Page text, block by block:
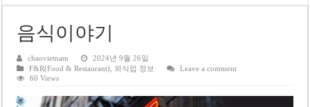
베트남 화학·플라스틱 기업 납세 상위 10곳 공개…절반은 국영기업
MWG 대표 “올해 이익 목표 9조2천억동, 2~3개월 조기 달성 자신”
미화원 쪽방 휴게실 논란…허리도 못 펴는 열악한 환경
호찌민시, 올해 국경절 연휴 5일 연속 휴무 확정… 8월 29일~9월 2일
음식이야기
chaovietnam
2024년 9월 26일
F&R(Food & Restaurant)
외식업 정보
Leave a comment
60 Views